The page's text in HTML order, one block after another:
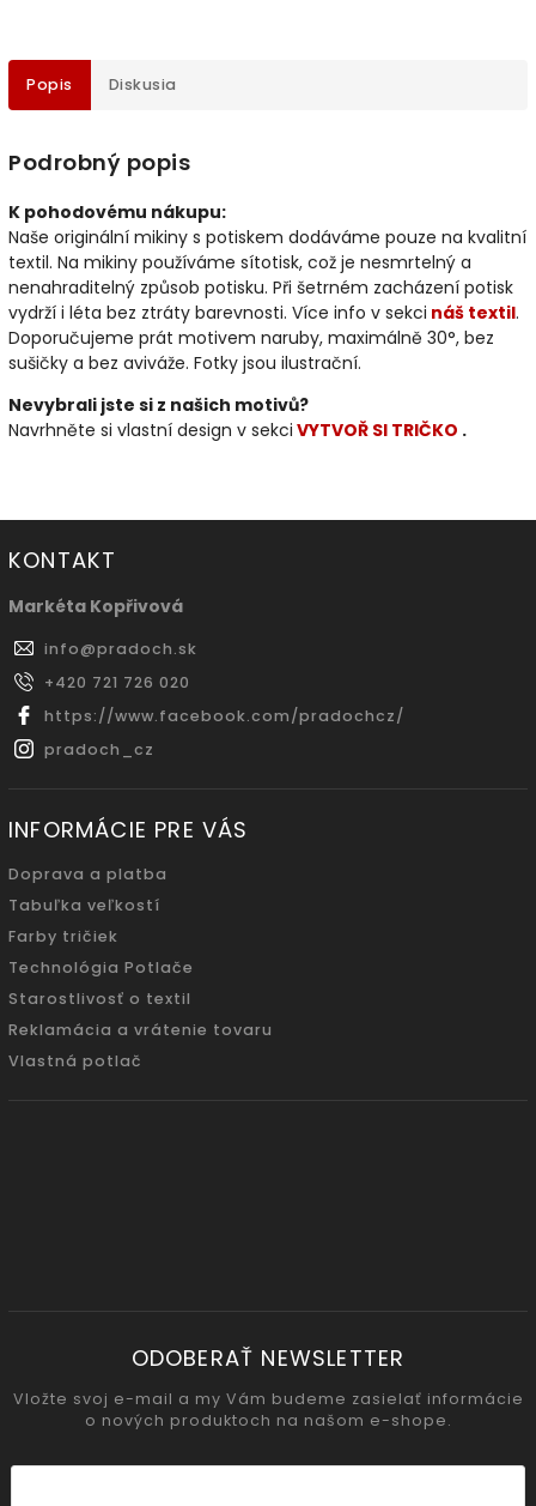
Popis Diskusia
Podrobný popis
K pohodovému nákupu:
Naše originální mikiny s potiskem dodáváme pouze na kvalitní
textil. Na mikiny používáme sítotisk, což je nesmrtelný a
nenahraditelný způsob potisku. Při šetrném zacházení potisk
vydrží i léta bez ztráty barevnosti. Více info v sekci náš textil.
Doporučujeme prát motivem naruby, maximálně 30°, bez
sušičky a bez aviváže. Fotky jsou ilustrační.
Nevybrali jste si z našich motivů?
Navrhněte si vlastní design v sekci VYTVOŘ SI TRIČKO .
KONTAKT
Markéta Kopřivová
info@pradoch.sk
+420 721 726 020
https://www.facebook.com/pradochcz/
pradoch_cz
INFORMÁCIE PRE VÁS
Doprava a platba
Tabuľka veľkostí
Farby tričiek
Technológia Potlače
Starostlivosť o textil
Reklamácia a vrátenie tovaru
Vlastná potlač
ODOBERAŤ NEWSLETTER
Vložte svoj e-mail a my Vám budeme zasielať informácie
o nových produktoch na našom e-shope.